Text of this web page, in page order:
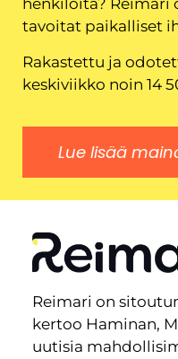
henkilöitä? Reimari
tavoitat paikalliset
Rakastettu ja
keskiviikko noin 14
Lue lisää
Reimari on
kertoo Haminan,
uutisia